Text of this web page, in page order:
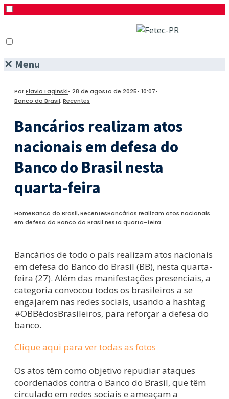
✕ Menu
PorFlavio Laginski• 28 de agosto de 2025• 10:07•
Banco do Brasil,Recentes
Bancários realizam atos
nacionais em defesa do
Banco do Brasil nesta
quarta-feira
HomeBanco do Brasil,RecentesBancários realizam atos nacionais
em defesa do Banco do Brasil nesta quarta-feira
Bancários de todo o país realizam atos nacionais
em defesa do Banco do Brasil (BB), nesta quarta-
feira (27). Além das manifestações presenciais, a
categoria convocou todos os brasileiros a se
engajarem nas redes sociais, usando a hashtag
#OBBédosBrasileiros, para reforçar a defesa do
banco.
Clique aqui para ver todas as fotos
Os atos têm como objetivo repudiar ataques
coordenados contra o Banco do Brasil, que têm
circulado em redes sociais e ameaçam a